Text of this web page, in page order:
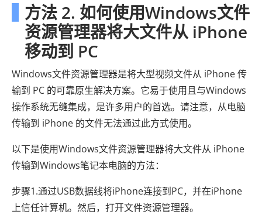
方法 2. 如何使用Windows文件
资源管理器将大文件从 iPhone
移动到 PC
Windows文件资源管理器是将大型视频文件从 iPhone 传
输到 PC 的可靠原生解决方案。它易于使用且与Windows
操作系统无缝集成，是许多用户的首选。请注意，从电脑
传输到 iPhone 的文件无法通过此方式使用。
以下是使用Windows文件资源管理器将大文件从 iPhone
传输到Windows笔记本电脑的方法：
步骤1.通过USB数据线将iPhone连接到PC，并在iPhone
上信任计算机。然后，打开文件资源管理器。